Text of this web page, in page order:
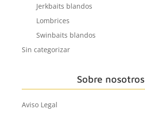
Jerkbaits blandos
Lombrices
Swinbaits blandos
Sin categorizar
Sobre nosotros
Aviso Legal